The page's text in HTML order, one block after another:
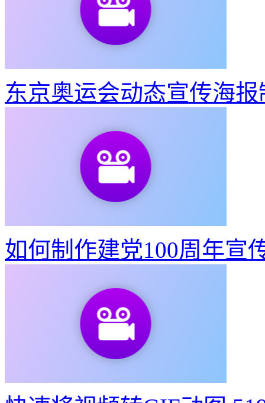
东京奥运会动态宣传海
如何制作建党100周年宣